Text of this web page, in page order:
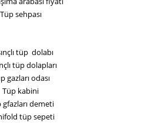
Tüp sehpası
tüp dolabı
tüp dolapları
gazları odası
Tüp kabini
gfazları demeti
tüp sepeti